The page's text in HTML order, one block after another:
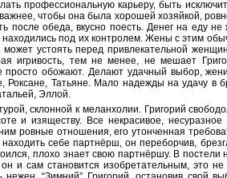
профессиональную карьеру, быть
чтобы она была хорошей хозяйкой,
после обеда, вкусно поесть. Денег на еду
под их контролем. Жены с этим
устоять перед привлекательной
игривость, тем не менее, не мешает
просто обожают. Делают удачный выбор,
Татьяне. Мало надежды на удачу в
Эллой.
склонной к меланхолии. Григорий
и изяществу. Все некрасивое,
ровные отношения, его утонченная
себе партнёрш, он переборчив,
плохо знает свою партнёршу. В постели
и сам становится изобретательным, это не